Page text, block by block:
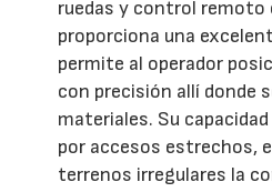
ruedas y control remoto
proporciona una
permite al operador
con precisión allí donde
materiales. Su
por accesos estrechos,
terrenos irregulares la